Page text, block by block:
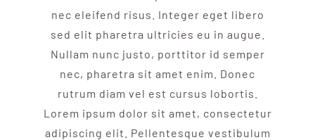
nec eleifend risus. Integer eget libero
sed elit pharetra ultricies eu in augue.
Nullam nunc justo, porttitor id semper
nec, pharetra sit amet enim. Donec
rutrum diam vel est cursus lobortis.
Lorem ipsum dolor sit amet, consectetur
adipiscing elit. Pellentesque vestibulum